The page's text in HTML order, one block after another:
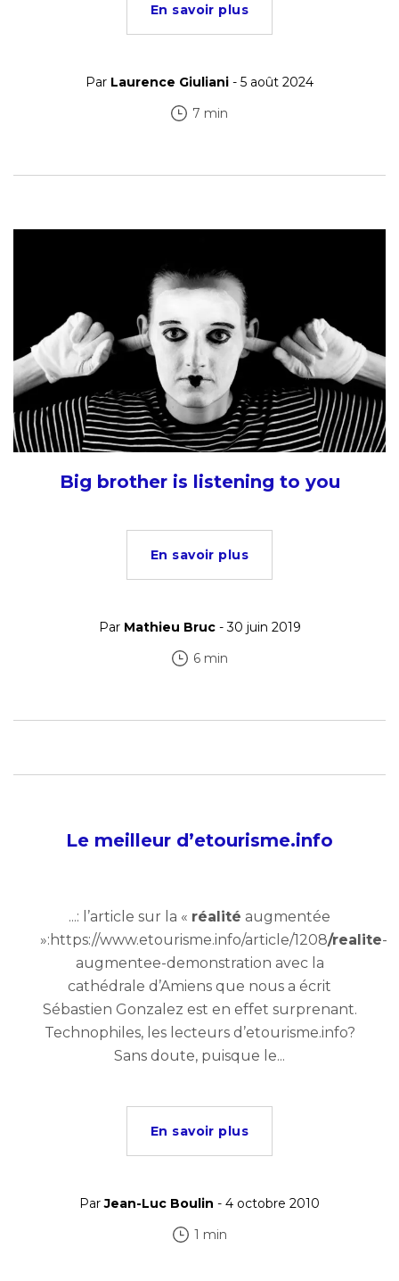
En savoir plus
Par Laurence Giuliani - 5 août 2024
7 min
Big brother is listening to you
En savoir plus
Par Mathieu Bruc- 30 juin 2019
6 min
Le meilleur d’etourisme.info
...: l’article sur la « réalité augmentée
»:https://www.etourisme.info/article/1208/realite-
augmentee-demonstration avec la
cathédrale d’Amiens que nous a écrit
Sébastien Gonzalez est en effet surprenant.
Technophiles, les lecteurs d’etourisme.info?
Sans doute, puisque le...
En savoir plus
ParJean-Luc Boulin - 4 octobre 2010
1 min